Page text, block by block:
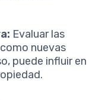
Evaluar las
nuevas
puede influir en